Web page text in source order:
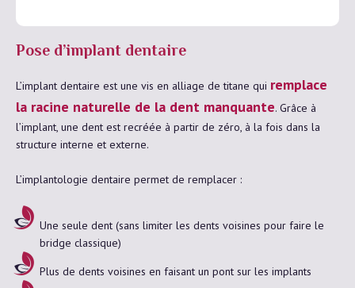
Pose d’implant dentaire
L’implant dentaire est une vis en alliage de titane qui remplace
la racine naturelle de la dent manquante. Grâce à
l’implant, une dent est recréée à partir de zéro, à la fois dans la
structure interne et externe.
L’implantologie dentaire permet de remplacer :
Une seule dent (sans limiter les dents voisines pour faire le
bridge classique)
Plus de dents voisines en faisant un pont sur les implants